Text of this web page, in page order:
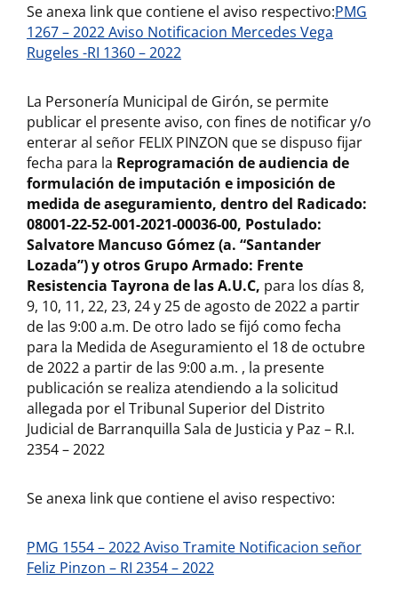
Se anexa link que contiene el aviso respectivo:PMG
1267 – 2022 Aviso Notificacion Mercedes Vega
Rugeles -RI 1360 – 2022
La Personería Municipal de Girón, se permite
publicar el presente aviso, con fines de notificar y/o
enterar al señor FELIX PINZON que se dispuso fijar
fecha para la Reprogramación de audiencia de
formulación de imputación e imposición de
medida de aseguramiento, dentro del Radicado:
08001-22-52-001-2021-00036-00, Postulado:
Salvatore Mancuso Gómez (a. “Santander
Lozada”) y otros Grupo Armado: Frente
Resistencia Tayrona de las A.U.C, para los días 8,
9, 10, 11, 22, 23, 24 y 25 de agosto de 2022 a partir
de las 9:00 a.m. De otro lado se fijó como fecha
para la Medida de Aseguramiento el 18 de octubre
de 2022 a partir de las 9:00 a.m. , la presente
publicación se realiza atendiendo a la solicitud
allegada por el Tribunal Superior del Distrito
Judicial de Barranquilla Sala de Justicia y Paz – R.I.
2354 – 2022
Se anexa link que contiene el aviso respectivo:
PMG 1554 – 2022 Aviso Tramite Notificacion señor
Feliz Pinzon – RI 2354 – 2022